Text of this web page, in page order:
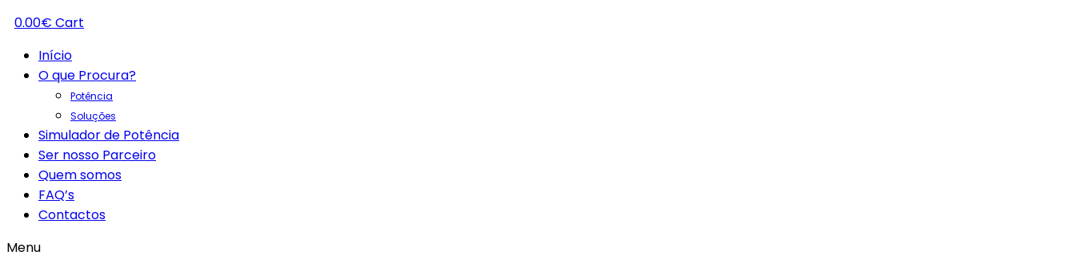
0.00€ Cart
Início
O que Procura?
Potência
Soluções
Simulador de Potência
Ser nosso Parceiro
Quem somos
FAQ’s
Contactos
Menu